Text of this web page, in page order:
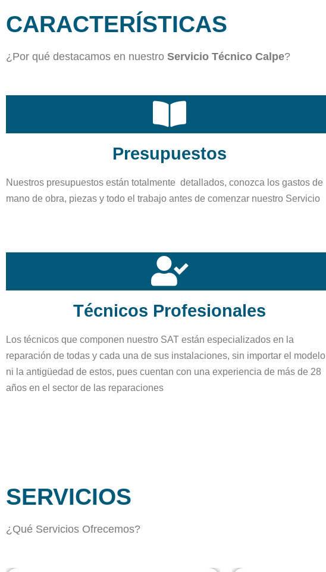
CARACTERÍSTICAS
¿Por qué destacamos en nuestro Servicio Técnico Calpe?
Presupuestos
Nuestros presupuestos están totalmente detallados, conozca los gastos de
mano de obra, piezas y todo el trabajo antes de comenzar nuestro Servicio
Técnicos Profesionales
Los técnicos que componen nuestro SAT están especializados en la
reparación de todas y cada una de sus instalaciones, sin importar el modelo
ni la antigüedad de estos, pues cuentan con una experiencia de más de 28
años en el sector de las reparaciones
SERVICIOS
¿Qué Servicios Ofrecemos?